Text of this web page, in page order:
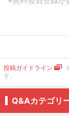
投稿ガイドライン
す。
Q&Aカテゴリ